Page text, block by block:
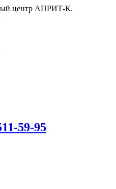
центр АПРИТ-К.
59-95